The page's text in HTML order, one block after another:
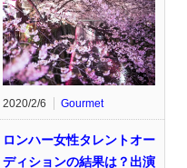
2020/2/6 Gourmet
ロンハー女性タレントオー
ディションの結果は？出演